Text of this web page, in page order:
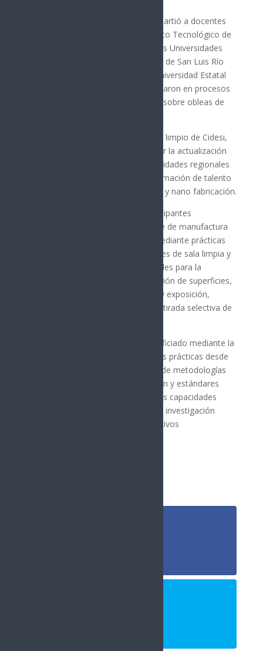
Este programa de formación se impartió a docentes
investigadores del Itesca, del Instituto Tecnológico de
Agua Prieta (ITAP), de Itescan, de las Universidades
Tecnológicas de Hermosillo (UTH) y de San Luis Río
Colorado (Utslrc), así como de la Universidad Estatal
de Sonora (UES), quienes se capacitaron en procesos
de oxidación, lift-off y fotolitografía sobre obleas de
El curso se llevó a cabo en el cuarto limpio de Cidesi,
ubicado en Querétaro, para impulsar la actualización
técnica orientada a fortalecer capacidades regionales
para la investigación aplicada, la formación de talento
y el desarrollo tecnológico en micro y nano fabricación.
Este curso permitió a las y los participantes
profundizar en procedimientos clave de manufactura
de dispositivos semiconductores mediante prácticas
directamente vinculadas a estándares de sala limpia y
al manejo de procesos fundamentales para la
industria, con énfasis en la preparación de superficies,
aplicación de fotoresist, alineación y exposición,
revelado y técnicas de depósito y retirada selectiva de
El cuarto limpio de Itesca será beneficiado mediante la
transferencia de tecnología y buenas prácticas desde
el Cidesi, fortaleciendo la adopción de metodologías
de proceso, protocolos de operación y estándares
técnicos que permitan robustecer las capacidades
institucionales para la enseñanza, la investigación
aplicada y el prototipado de dispositivos